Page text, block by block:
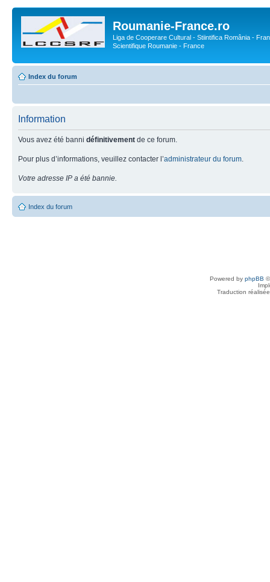
Roumanie-France.ro
Liga de Cooperare Cultural - Stiintifica România -
Scientifique Roumanie - France
Index du forum
Information
Vous avez été banni définitivement de ce forum.
Pour plus d’informations, veuillez contacter l’administrateur du forum
Votre adresse IP a été bannie.
Index du forum
Powered by phpBB
Traduction